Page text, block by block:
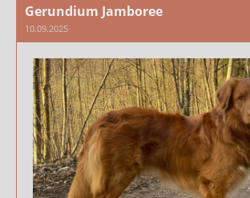
Gerundium Jamboree
10.09.2025